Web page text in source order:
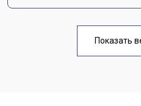
Показать